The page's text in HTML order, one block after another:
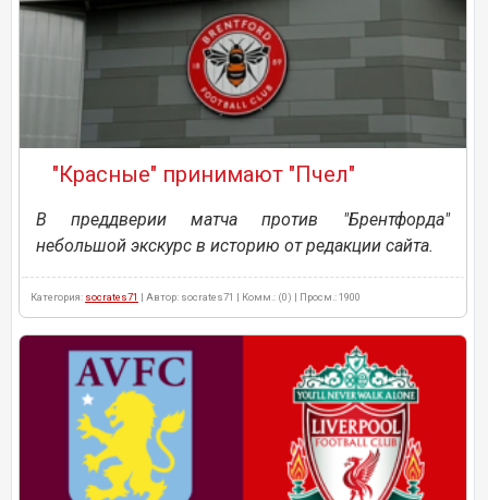
"Красные" принимают "Пчел"
В преддверии матча против "Брентфорда"
небольшой экскурс в историю от редакции сайта.
Категория: socrates71 | Автор: socrates71 | Комм.: (0) | Просм.: 1900